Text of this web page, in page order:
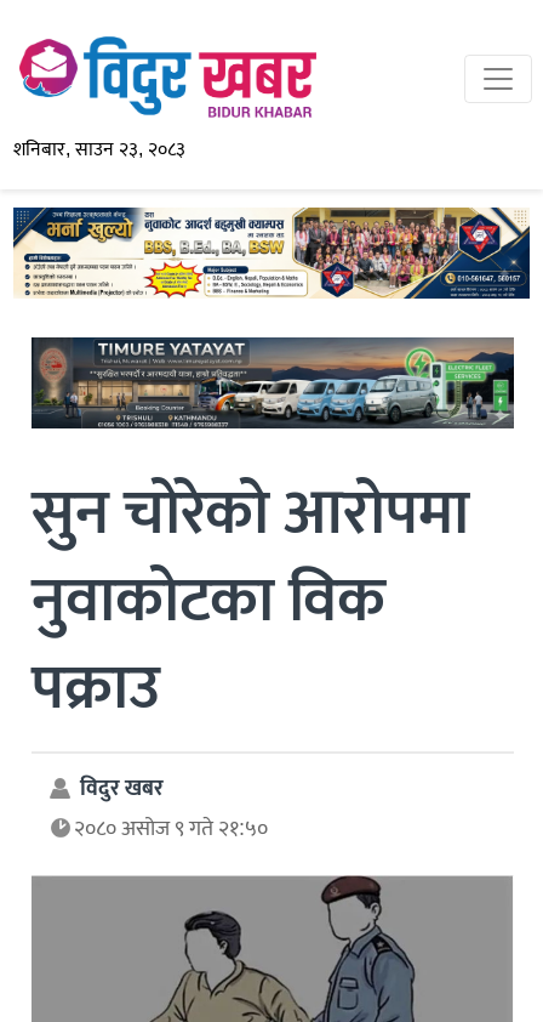
शनिबार, साउन २३, २०८३
सुन चोरेको आरोपमा
नुवाकोटका विक
पक्राउ
विदुर खबर
२०८० असोज ९ गते २१:५०